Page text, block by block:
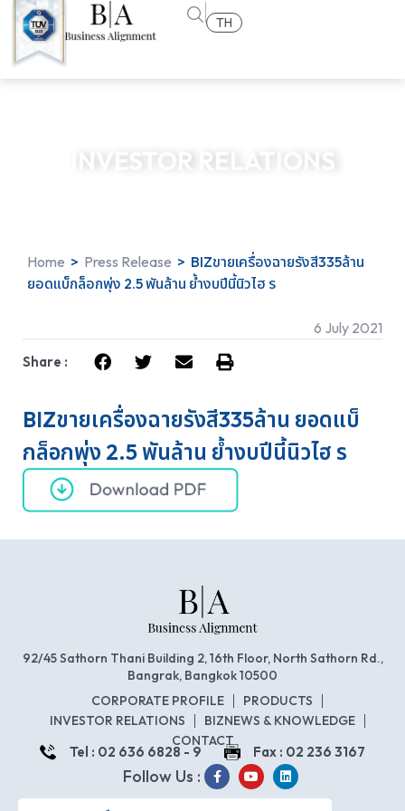
TH
INVESTOR RELATIONS
Home > Press Release > BIZขายเครื่องฉายรังสี335ล้าน
ยอดแบ็กล็อกพุ่ง 2.5 พันล้าน ย้ำงบปีนี้นิวไฮ ร
6 July 2021
Share :
BIZขายเครื่องฉายรังสี335ล้าน ยอดแบ็
กล็อกพุ่ง 2.5 พันล้าน ย้ำงบปีนี้นิวไฮ ร
92/45 Sathorn Thani Building 2, 16th Floor, North Sathorn Rd.,
Bangrak, Bangkok 10500
CORPORATE PROFILE
PRODUCTS
INVESTOR RELATIONS
BIZNEWS & KNOWLEDGE
CONTACT
Tel : 02 636 6828 - 9 Fax : 02 236 3167
Follow Us :